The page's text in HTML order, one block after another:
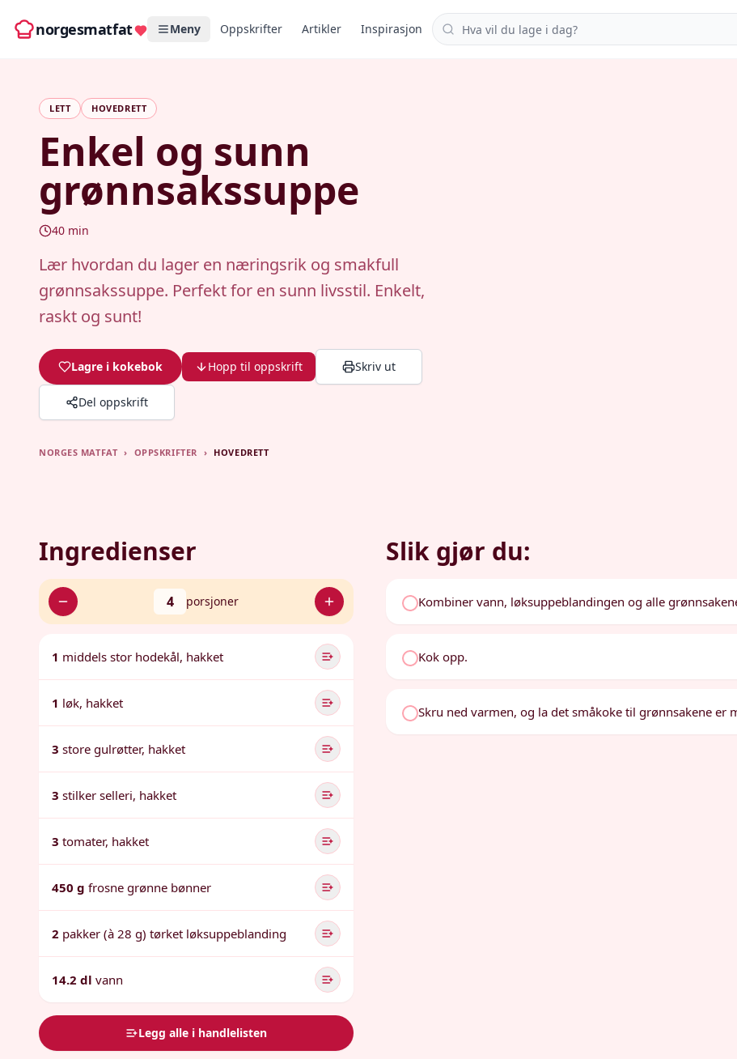
norgesmatfat Meny Oppskrifter Artikler Inspirasjon Søk i oppskrifter
LETT HOVEDRETT
Enkel og sunn
grønnsakssuppe
40 min
Lær hvordan du lager en næringsrik og smakfull
grønnsakssuppe. Perfekt for en sunn livsstil. Enkelt,
raskt og sunt!
Lagre i kokebok Hopp til oppskrift Skriv ut
Del oppskrift
NORGES MATFAT › OPPSKRIFTER › HOVEDRETT
Ingredienser
4 porsjoner
1 middels stor hodekål, hakket
1 løk, hakket
3 store gulrøtter, hakket
3 stilker selleri, hakket
3 tomater, hakket
450 g frosne grønne bønner
2 pakker (à 28 g) tørket løksuppeblanding
14.2 dl vann
Legg alle i handlelisten
Slik gjør du:
Kombiner vann, løksuppeblandingen og alle
Kok opp.
Skru ned varmen, og la det småkoke til grønnsakene er